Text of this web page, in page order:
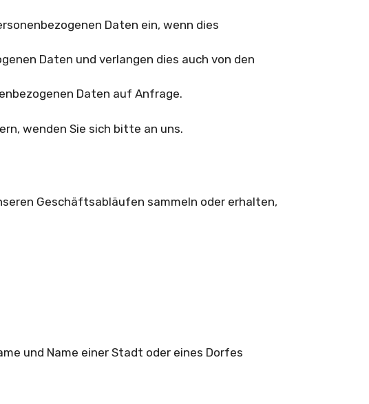
Daten ein, wenn dies
Daten und verlangen dies auch von den
Daten auf Anfrage.
wenden Sie sich bitte an uns.
Geschäftsabläufen sammeln oder erhalten,
und Name einer Stadt oder eines Dorfes